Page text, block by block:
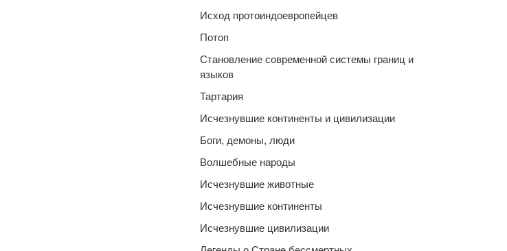
Исход протоиндоевропейцев
Потоп
Становление современной системы границ и
языков
Тартария
Исчезнувшие континенты и цивилизации
Боги, демоны, люди
Волшебные народы
Исчезнувшие животные
Исчезнувшие континенты
Исчезнувшие цивилизации